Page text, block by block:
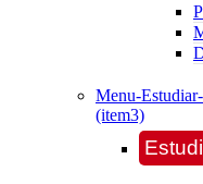
Menu-
(item3)